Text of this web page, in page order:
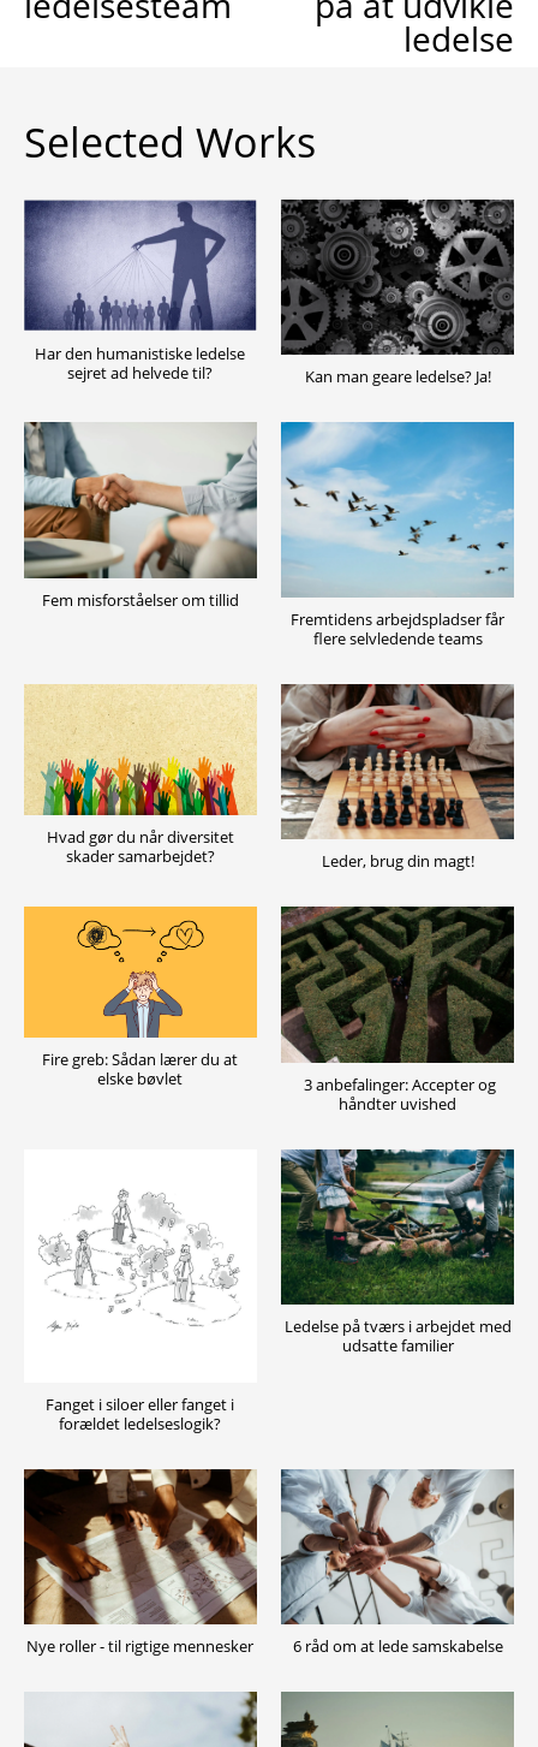
ledelse
Selected Works
Har den humanistiske ledelse
sejret ad helvede til?
Kan man geare ledelse? Ja!
Fem misforståelser om tillid
Fremtidens arbejdspladser får
flere selvledende teams
Hvad gør du når diversitet
skader samarbejdet?
Leder, brug din magt!
Fire greb: Sådan lærer du at
elske bøvlet
3 anbefalinger: Accepter og
håndter uvished
Fanget i siloer eller fanget i
forældet ledelseslogik?
Ledelse på tværs i arbejdet med
udsatte familier
Nye roller - til rigtige mennesker 6 råd om at lede samskabelse